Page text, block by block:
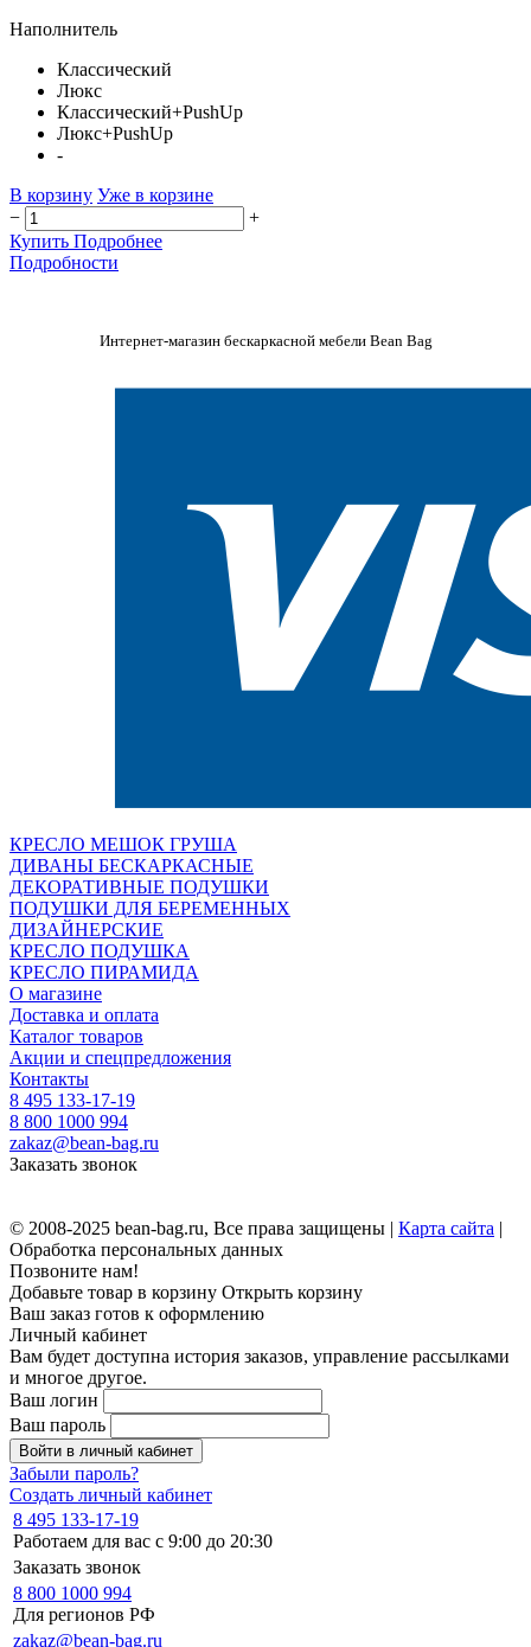
Наполнитель
Классический
Люкс
Классический+PushUp
Люкс+PushUp
-
В корзину Уже в корзине
−
+
Купить Подробнее
Подробности
Интернет-магазин бескаркасной мебели Bean Bag
КРЕСЛО МЕШОК ГРУША
ДИВАНЫ БЕСКАРКАСНЫЕ
ДЕКОРАТИВНЫЕ ПОДУШКИ
ПОДУШКИ ДЛЯ БЕРЕМЕННЫХ
ДИЗАЙНЕРСКИЕ
КРЕСЛО ПОДУШКА
КРЕСЛО ПИРАМИДА
О магазине
Доставка и оплата
Каталог товаров
Акции и спецпредложения
Контакты
8 495 133-17-19
8 800 1000 994
zakaz@bean-bag.ru
Заказать звонок
© 2008-2025 bean-bag.ru, Все права защищены | Карта сайта |
Обработка персональных данных
Позвоните нам!
Добавьте товар в корзину Открыть корзину
Ваш заказ готов к оформлению
Личный кабинет
Вам будет доступна история заказов, управление рассылками
и многое другое.
Ваш логин
Ваш пароль
Войти в личный кабинет
Забыли пароль?
Создать личный кабинет
8 495 133-17-19
Работаем для вас с 9:00 до 20:30
Заказать звонок
8 800 1000 994
Для регионов РФ
zakaz@bean-bag.ru